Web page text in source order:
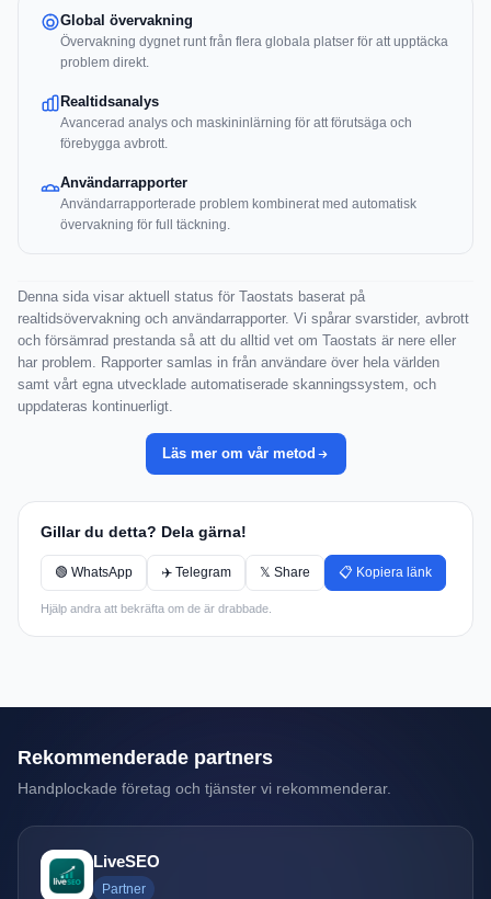
Global övervakning
Övervakning dygnet runt från flera globala platser för att upptäcka
problem direkt.
Realtidsanalys
Avancerad analys och maskininlärning för att förutsäga och
förebygga avbrott.
Användarrapporter
Användarrapporterade problem kombinerat med automatisk
övervakning för full täckning.
Denna sida visar aktuell status för Taostats baserat på
realtidsövervakning och användarrapporter. Vi spårar svarstider, avbrott
och försämrad prestanda så att du alltid vet om Taostats är nere eller
har problem. Rapporter samlas in från användare över hela världen
samt vårt egna utvecklade automatiserade skanningssystem, och
uppdateras kontinuerligt.
Läs mer om vår metod
Gillar du detta? Dela gärna!
🟢 WhatsApp ✈️ Telegram 𝕏 Share 📋 Kopiera länk
Hjälp andra att bekräfta om de är drabbade.
Rekommenderade partners
Handplockade företag och tjänster vi rekommenderar.
LiveSEO
Partner